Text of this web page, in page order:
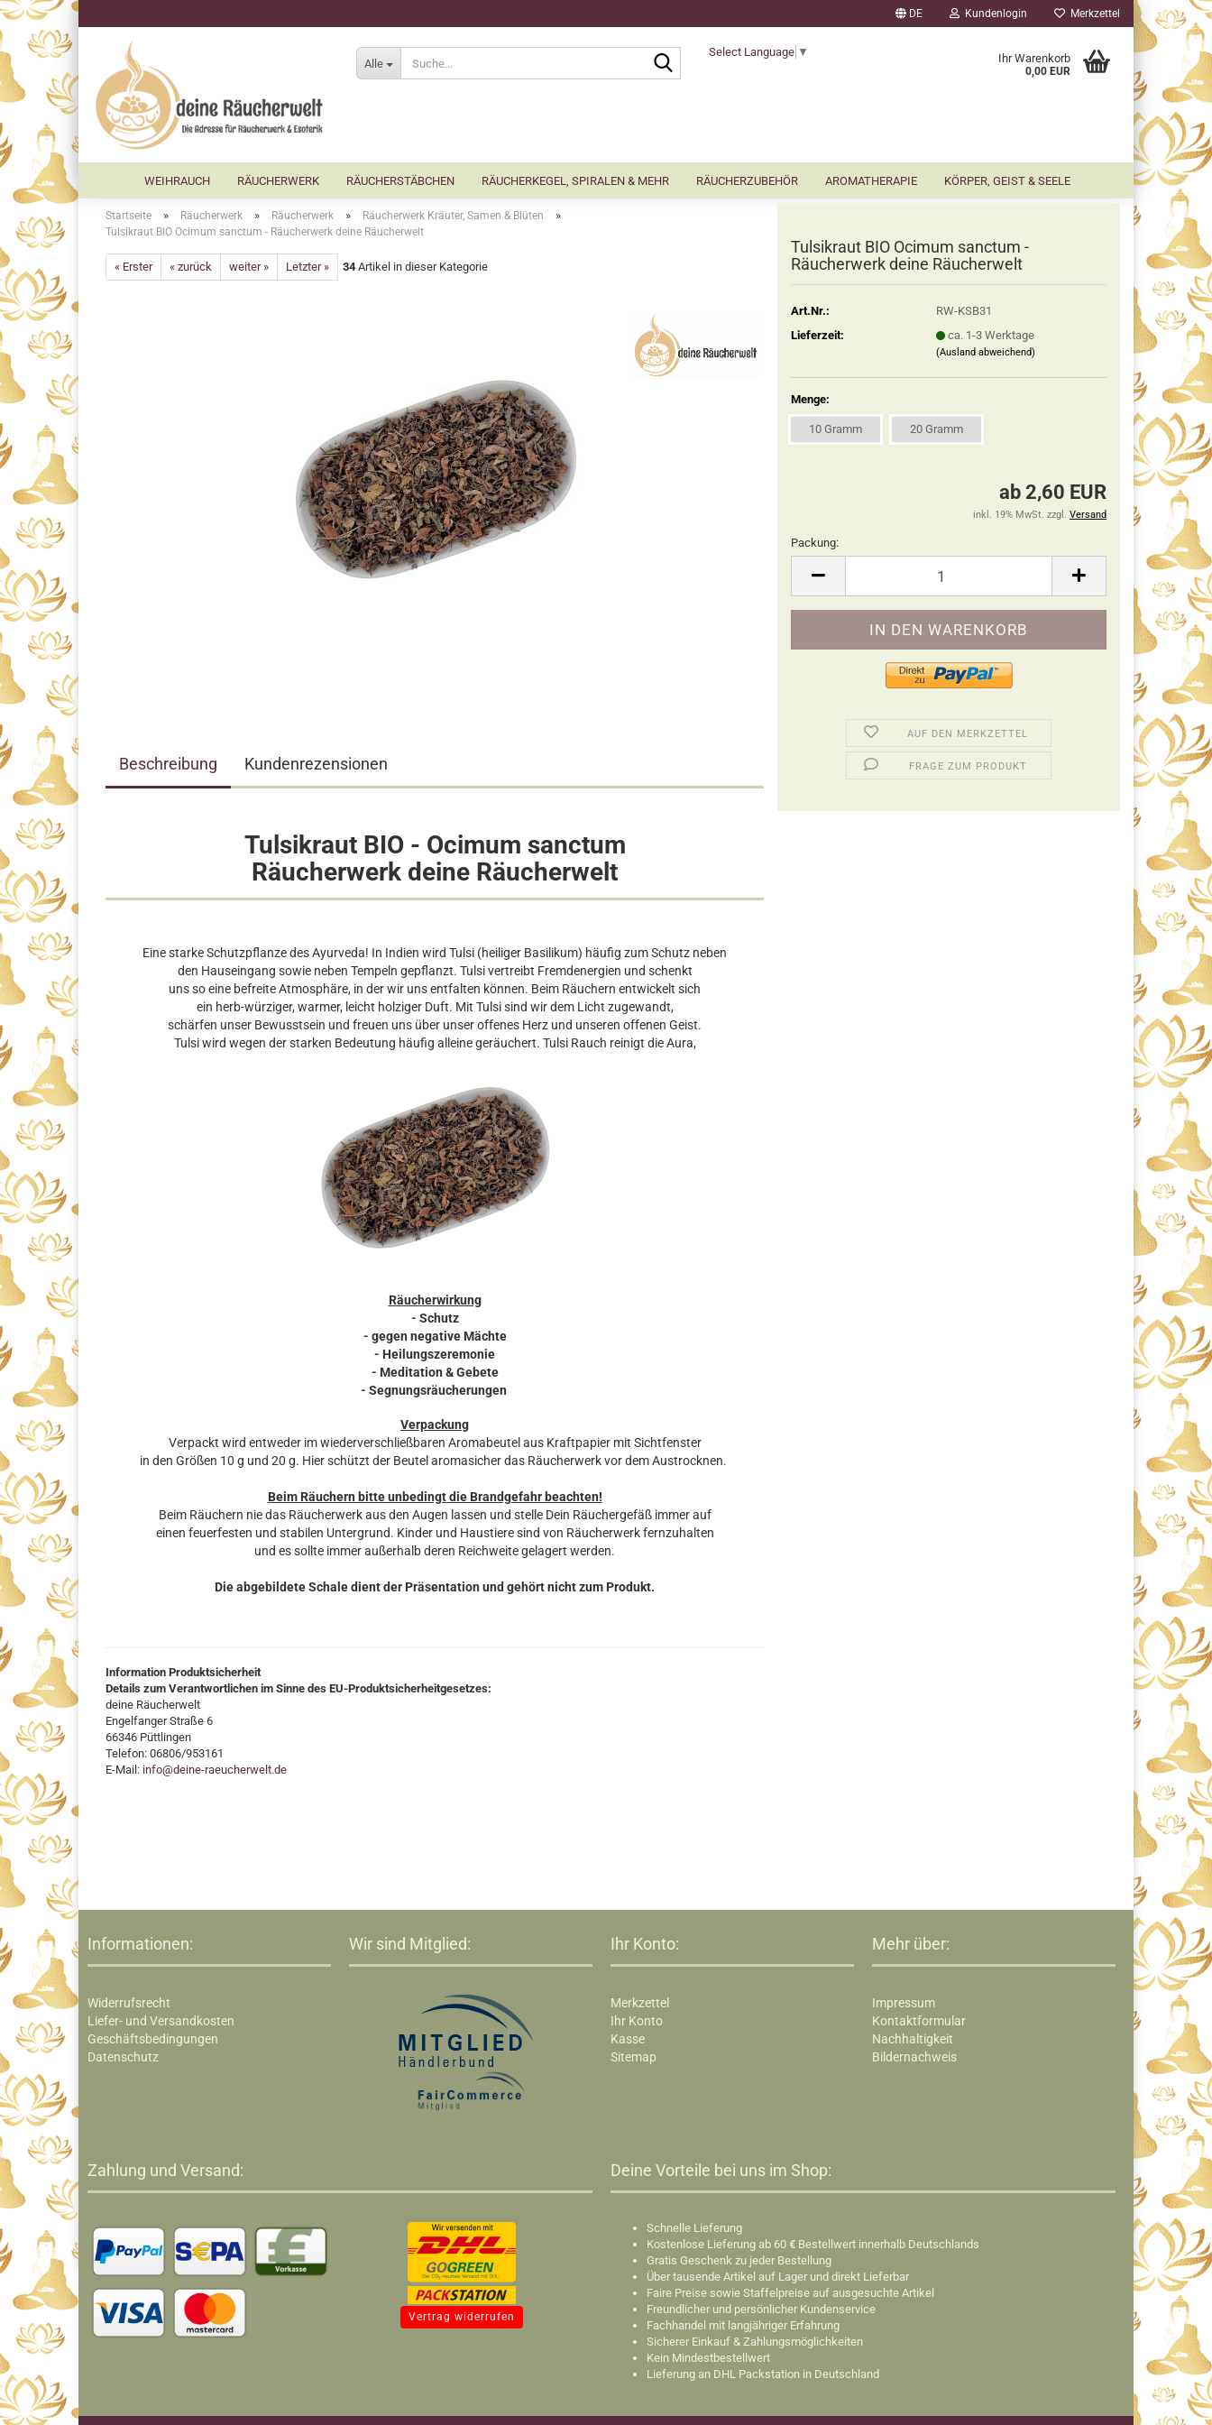
DE Kundenlogin Merkzettel
Alle
Suche...Select Language ▼ Ihr Warenkorb
0,00 EUR
WEIHRAUCH RÄUCHERWERK RÄUCHERSTÄBCHEN RÄUCHERKEGEL, SPIRALEN & MEHR RÄUCHERZUBEHÖR AROMATHERAPIE KÖRPER, GEIST & SEELE
Startseite » Räucherwerk » Räucherwerk » Räucherwerk Kräuter, Samen & Blüten »
Tulsikraut BIO Ocimum sanctum - Räucherwerk deine Räucherwelt
« Erster « zurück weiter » Letzter » 34 Artikel in dieser Kategorie
Tulsikraut BIO Ocimum sanctum -
Räucherwerk deine Räucherwelt
Art.Nr.:
RW-KSB31
Lieferzeit:
ca. 1-3 Werktage
(Ausland abweichend)
Menge:
10 Gramm 20 Gramm
ab 2,60 EUR
inkl. 19% MwSt. zzgl. Versand
Packung:
Packung
AUF DEN MERKZETTEL
FRAGE ZUM PRODUKT
Beschreibung Kundenrezensionen
Tulsikraut BIO - Ocimum sanctum
Räucherwerk deine Räucherwelt
Eine starke Schutzpflanze des Ayurveda! In Indien wird Tulsi (heiliger Basilikum) häufig zum Schutz neben
den Hauseingang sowie neben Tempeln gepflanzt. Tulsi vertreibt Fremdenergien und schenkt
uns so eine befreite Atmosphäre, in der wir uns entfalten können. Beim Räuchern entwickelt sich
ein herb-würziger, warmer, leicht holziger Duft. Mit Tulsi sind wir dem Licht zugewandt,
schärfen unser Bewusstsein und freuen uns über unser offenes Herz und unseren offenen Geist.
Tulsi wird wegen der starken Bedeutung häufig alleine geräuchert. Tulsi Rauch reinigt die Aura,
Räucherwirkung
- Schutz
- gegen negative Mächte
- Heilungszeremonie
- Meditation & Gebete
- Segnungsräucherungen
Verpackung
Verpackt wird entweder im wiederverschließbaren Aromabeutel aus Kraftpapier mit Sichtfenster
in den Größen 10 g und 20 g. Hier schützt der Beutel aromasicher das Räucherwerk vor dem Austrocknen.
Beim Räuchern bitte unbedingt die Brandgefahr beachten!
Beim Räuchern nie das Räucherwerk aus den Augen lassen und stelle Dein Räuchergefäß immer auf
einen feuerfesten und stabilen Untergrund. Kinder und Haustiere sind von Räucherwerk fernzuhalten
und es sollte immer außerhalb deren Reichweite gelagert werden.
Die abgebildete Schale dient der Präsentation und gehört nicht zum Produkt.
Information Produktsicherheit
Details zum Verantwortlichen im Sinne des EU-Produktsicherheitgesetzes:
deine Räucherwelt
Engelfanger Straße 6
66346 Püttlingen
Telefon: 06806/953161
E-Mail: info@deine-raeucherwelt.de
Informationen:
Widerrufsrecht
Liefer- und Versandkosten
Geschäftsbedingungen
Datenschutz
Wir sind Mitglied: Ihr Konto:
Merkzettel
Ihr Konto
Kasse
Sitemap
Mehr über:
Impressum
Kontaktformular
Nachhaltigkeit
Bildernachweis
Zahlung und Versand:
Vertrag widerrufen
Deine Vorteile bei uns im Shop:​
Schnelle Lieferung
Kostenlose Lieferung ab 60 € Bestellwert innerhalb Deutschlands
Gratis Geschenk zu jeder Bestellung
Über tausende Artikel auf Lager und direkt Lieferbar
Faire Preise sowie Staffelpreise auf ausgesuchte Artikel
Freundlicher und persönlicher Kundenservice
Fachhandel mit langjähriger Erfahrung
Sicherer Einkauf & Zahlungsmöglichkeiten
Kein Mindestbestellwert
Lieferung an DHL Packstation in Deutschland